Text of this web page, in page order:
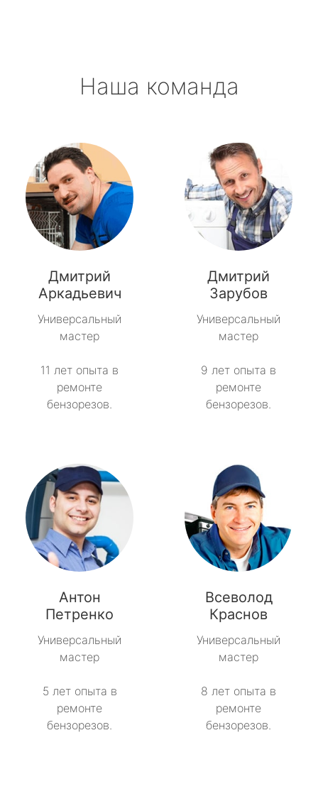
Наша команда
Дмитрий
Аркадьевич
Универсальный
мастер
11 лет опыта в
ремонте
бензорезов.
Дмитрий
Зарубов
Универсальный
мастер
9 лет опыта в
ремонте
бензорезов.
Антон
Петренко
Универсальный
мастер
5 лет опыта в
ремонте
бензорезов.
Всеволод
Краснов
Универсальный
мастер
8 лет опыта в
ремонте
бензорезов.